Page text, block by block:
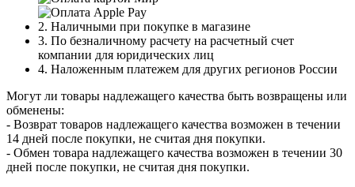
2. Наличными при покупке в магазине
3. По безналичному расчету на расчетный счет
компании для юридических лиц
4. Наложенным платежем для других регионов России
Могут ли товары надлежащего качества быть возвращены или
обменены:
- Возврат товаров надлежащего качества возможен в течении
14 дней после покупки, не считая дня покупки.
- Обмен товара надлежащего качества возможен в течении 30
дней после покупки, не считая дня покупки.